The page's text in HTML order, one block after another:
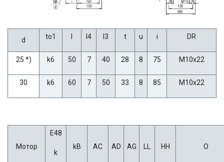
d to1 l4 l3 t u i DR
25 *) k6 50 7 40 28 8 75 M10x22
30 k6 60 7 50 33 8 85 M10x22
Мотор
E48
k
kB AC AD AG HH O